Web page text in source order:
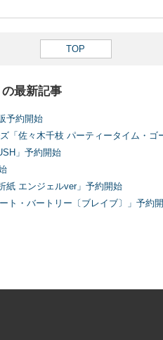
TOP
の最新記事
予約開始
「佐々木千枝 パーティータイム・ゴ
」予約開始
紙 エンジェルver」予約開始
ト・バートリー〔ブレイブ〕」予約